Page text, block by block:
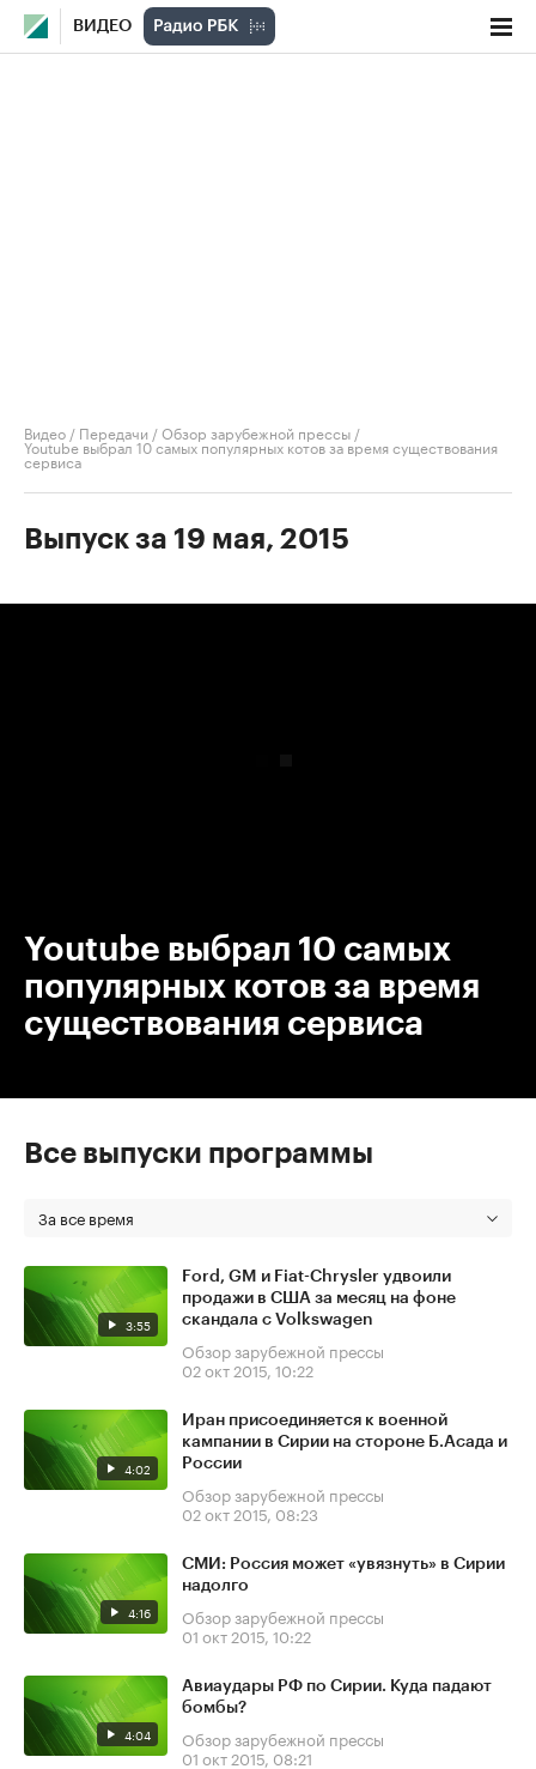
ВИДЕО
Видео / Передачи /Обзор зарубежной прессы /
Youtube выбрал 10 самых популярных котов за время существования
сервиса
Выпуск за 19 мая, 2015
Youtube выбрал 10 самых
популярных котов за время
существования сервиса
Все выпуски программы
За все время
3:55
Ford, GM и Fiat-Chrysler удвоили
продажи в США за месяц на фоне
скандала с Volkswagen
Обзор зарубежной прессы
02 окт 2015, 10:22
4:02
Иран присоединяется к военной
кампании в Сирии на стороне Б.Асада и
России
Обзор зарубежной прессы
02 окт 2015, 08:23
4:16
СМИ: Россия может «увязнуть» в Сирии
надолго
Обзор зарубежной прессы
01 окт 2015, 10:22
4:04
Авиаудары РФ по Сирии. Куда падают
бомбы?
Обзор зарубежной прессы
01 окт 2015, 08:21